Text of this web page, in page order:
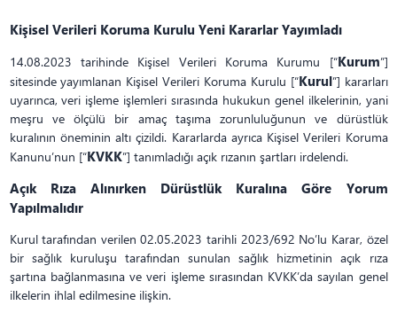
Kişisel Verileri Koruma Kurulu Yeni Kararlar Yayımladı
14.08.2023 tarihinde Kişisel Verileri Koruma Kurumu [“Kurum”]
sitesinde yayımlanan Kişisel Verileri Koruma Kurulu [“Kurul”] kararları
uyarınca, veri işleme işlemleri sırasında hukukun genel ilkelerinin, yani
meşru ve ölçülü bir amaç taşıma zorunluluğunun ve dürüstlük
kuralının öneminin altı çizildi. Kararlarda ayrıca Kişisel Verileri Koruma
Kanunu’nun [“KVKK”] tanımladığı açık rızanın şartları irdelendi.
Açık Rıza Alınırken Dürüstlük Kuralına Göre Yorum
Yapılmalıdır
Kurul tarafından verilen 02.05.2023 tarihli 2023/692 No’lu Karar, özel
bir sağlık kuruluşu tarafından sunulan sağlık hizmetinin açık rıza
şartına bağlanmasına ve veri işleme sırasından KVKK’da sayılan genel
ilkelerin ihlal edilmesine ilişkin.